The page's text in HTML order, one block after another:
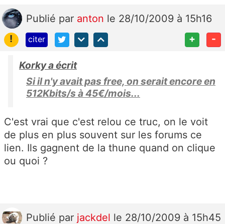
Publié par anton le 28/10/2009 à 15h16
!
citer + -
Korky a écrit
Si il n'y avait pas free, on serait encore en
512Kbits/s à 45€/mois...
C'est vrai que c'est relou ce truc, on le voit
de plus en plus souvent sur les forums ce
lien. Ils gagnent de la thune quand on clique
ou quoi ?
Publié par jackdel le 28/10/2009 à 15h45